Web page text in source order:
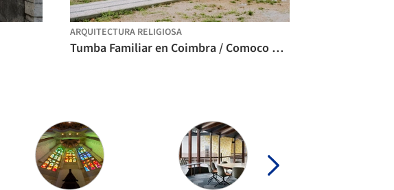
ARQUITECTURA RELIGIOSA
Tumba Familiar en Coimbra / Comoco Arquitectos